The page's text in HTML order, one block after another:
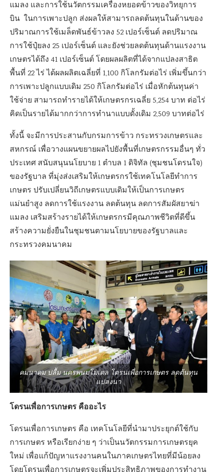
แมลง และการใช้นวัตกรรมเครื่องหยอดข้าวของวิทยุการ
บิน ในการเพาะปลูก ส่งผลให้สามารถลดต้นทุนในด้านของ
ปริมาณการใช้เมล็ดพันธ์ข้าวลง 52 เปอร์เซ็นต์ ลดปริมาณ
การใช้ปุ๋ยลง 25 เปอร์เซ็นต์ และยังช่วยลดต้นทุนด้านแรงงาน
เกษตรได้ถึง 41 เปอร์เซ็นต์ โดยผลผลิตที่ได้จากแปลงสาธิต
พื้นที่ 22 ไร่ ได้ผลผลิตเฉลี่ยที่ 1,100 กิโลกรัมต่อไร่ เพิ่มขึ้นกว่า
การเพาะปลูกแบบเดิม 250 กิโลกรัมต่อไร่ เมื่อหักต้นทุนค่า
ใช้จ่าย สามารถทำรายได้ให้เกษตรกรเฉลี่ย 5,254 บาท ต่อไร่
คิดเป็นรายได้มากกว่าการทำนาแบบดั้งเดิม 2,509 บาทต่อไร่
ทั้งนี้ จะมีการประสานกับกรมการข้าว กระทรวงเกษตรและ
สหกรณ์ เพื่อวางแผนขยายผลไปยังพื้นที่เกษตรกรรมอื่นๆ ทั่ว
ประเทศ สนับสนุนนโยบาย 1 ตำบล 1 ดิจิทัล (ชุมชนโดรนใจ)
ของรัฐบาล ที่มุ่งส่งเสริมให้เกษตรกรใช้เทคโนโลยีทำการ
เกษตร ปรับเปลี่ยนวิถีเกษตรแบบเดิมให้เป็นการเกษตร
แม่นยำสูง ลดการใช้แรงงาน ลดต้นทุน ลดการสัมผัสยาฆ่า
แมลง เสริมสร้างรายได้ให้เกษตรกรมีคุณภาพชีวิตที่ดีขึ้น
สร้างความยั่งยืนในชุมชนตามนโยบายของรัฐบาลและ
กระทรวงคมนาคม
คมนาคม ปลื้ม นครพนมโมเดล โดรนเพื่อการเกษตร ลดต้นทุน
แปลงนา
โดรนเพื่อการเกษตร คืออะไร
โดรนเพื่อการเกษตร คือ เทคโนโลยีที่นำมาประยุกต์ใช้กับ
การเกษตร หรือเรียกง่าย ๆ ว่าเป็นนวัตกรรมการเกษตรยุค
ใหม่ เพื่อแก้ปัญหาแรงงานคนในภาคเกษตรไทยที่มีน้อยลง